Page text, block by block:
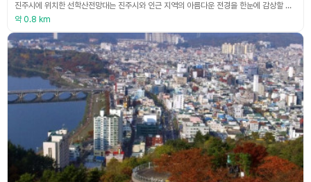
진주시에 위치한 선학산전망대는 진주시와 인근 지역의 아름다운 전경을 한눈에 감상할 수 있는 명소이다. 선학산과 그 주변의 자연경관을 조망할 수 있으며, 특히 일출과 일몰 시각에 방문하면 장관을 이룬다. 정상 바로 아래에는 남강과 진주 시내가 한눈에 보여 전망이 좋고 시가지와 접근성이 좋아 이곳 주민들의 문화공간으로 자리 잡은 곳이다. 주변에는 산책로와 휴식 공간이 조성되어 있어 가족 단위 방문객들이나 가벼운 트레킹, 여가를 즐기기에도 적합하다. 자연과
약 0.8 km